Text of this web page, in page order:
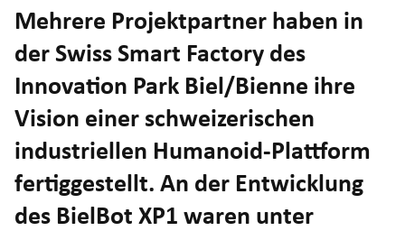
Mehrere Projektpartner haben in
der Swiss Smart Factory des
Innovation Park Biel/Bienne ihre
Vision einer schweizerischen
industriellen Humanoid-Plattform
fertiggestellt. An der Entwicklung
des BielBot XP1 waren unter